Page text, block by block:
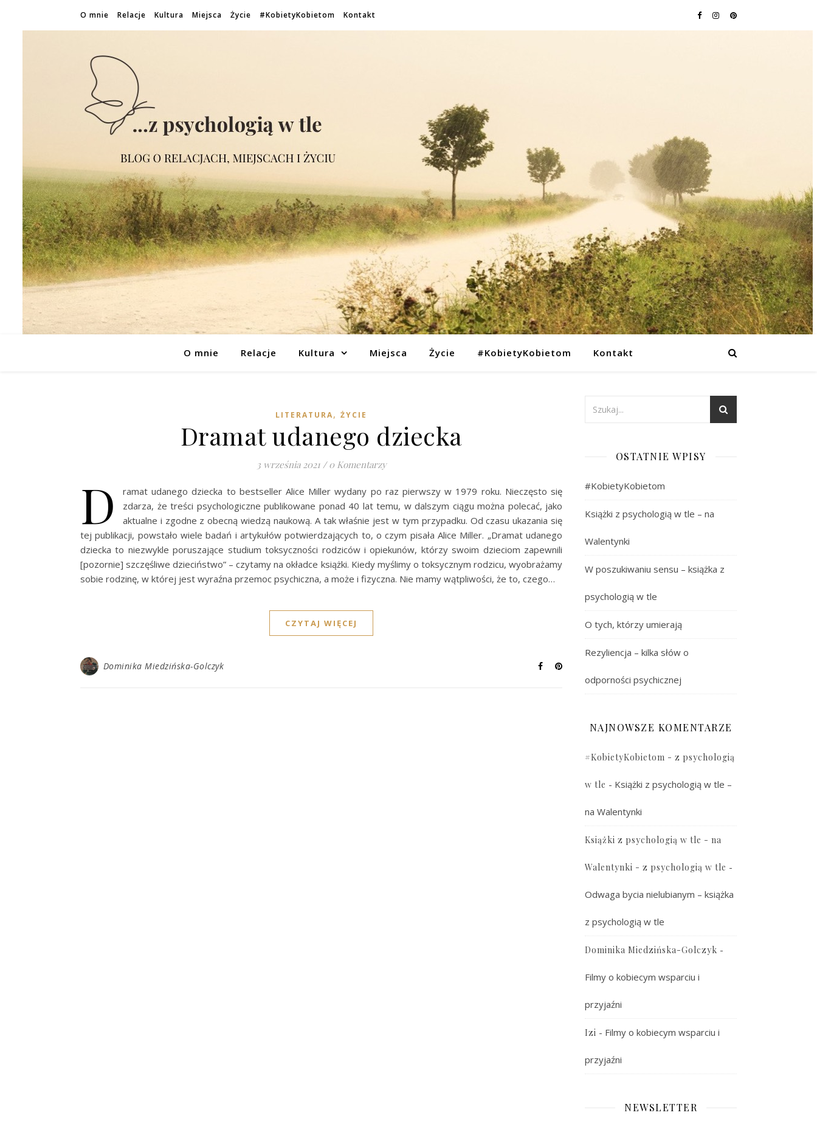
O mnie Relacje Kultura Miejsca Życie #KobietyKobietom Kontakt
O mnie Relacje Kultura Miejsca Życie #KobietyKobietom Kontakt
LITERATURA, ŻYCIE
Dramat udanego dziecka
3 września 2021 / 0 Komentarzy
D
ramat udanego dziecka to bestseller Alice Miller wydany po raz pierwszy w 1979 roku. Nieczęsto się
zdarza, że treści psychologiczne publikowane ponad 40 lat temu, w dalszym ciągu można polecać, jako
aktualne i zgodne z obecną wiedzą naukową. A tak właśnie jest w tym przypadku. Od czasu ukazania się
tej publikacji, powstało wiele badań i artykułów potwierdzających to, o czym pisała Alice Miller. „Dramat udanego
dziecka to niezwykle poruszające studium toksyczności rodziców i opiekunów, którzy swoim dzieciom zapewnili
[pozornie] szczęśliwe dzieciństwo” – czytamy na okładce książki. Kiedy myślimy o toksycznym rodzicu, wyobrażamy
sobie rodzinę, w której jest wyraźna przemoc psychiczna, a może i fizyczna. Nie mamy wątpliwości, że to, czego…
CZYTAJ WIĘCEJ
Dominika Miedzińska-Golczyk
OSTATNIE WPISY
#KobietyKobietom
Książki z psychologią w tle – na
Walentynki
W poszukiwaniu sensu – książka z
psychologią w tle
O tych, którzy umierają
Rezyliencja – kilka słów o
odporności psychicznej
NAJNOWSZE KOMENTARZE
#KobietyKobietom - z psychologią
w tle - Książki z psychologią w tle –
na Walentynki
Książki z psychologią w tle - na
Walentynki - z psychologią w tle -
Odwaga bycia nielubianym – książka
z psychologią w tle
Dominika Miedzińska-Golczyk -
Filmy o kobiecym wsparciu i
przyjaźni
Izi - Filmy o kobiecym wsparciu i
przyjaźni
NEWSLETTER